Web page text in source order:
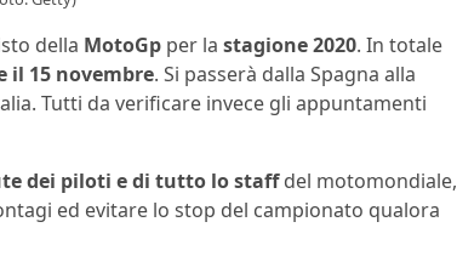
della MotoGp per la stagione 2020. In totale
il 15 novembre. Si passerà dalla Spagna alla
Tutti da verificare invece gli appuntamenti
dei piloti e di tutto lo staffdel motomondiale,
ed evitare lo stop del campionato qualora